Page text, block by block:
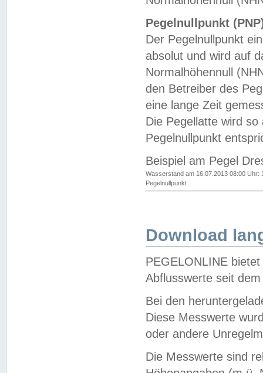
Pegelnullpunkt
Der Pegelnullpunkt
absolut und wird auf
Normalhöhennull
den Betreiber des
eine lange Zeit
Die Pegellatte wird
Pegelnullpunkt
Beispiel am Pegel
Wasserstand am 16.07.2013 08:00 Uhr:
Pegelnullpunkt
Download
PEGELONLINE
Abflusswerte seit
Bei den
Diese Messwerte
oder andere
Die Messwerte sind